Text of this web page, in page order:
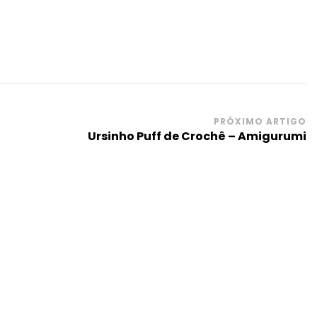
PRÓXIMO ARTIGO
Ursinho Puff de Crochê – Amigurumi